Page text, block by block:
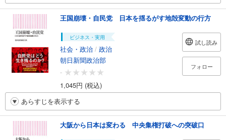
王国崩壊・自民党 日本を揺るがす地殻変動の行方
ビジネス・実用
社会・政治 / 政治
朝日新聞政治部
-
1,045円 (税込)
試し読み
フォロー
あらすじを表示する
大阪から日本は変わる 中央集権打破への突破口